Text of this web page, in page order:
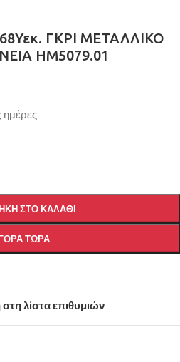
ΓΚΡΙ ΜΕΤΑΛΛΙΚΟ
HM5079.01
ΣΤΟ ΚΑΛΆΘΙ
ΤΏΡΑ
λίστα επιθυμιών